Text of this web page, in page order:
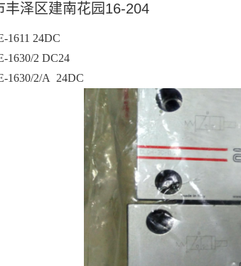
丰泽区建南花园16-204
1611 24DC
1630/2 DC24
1630/2/A  24DC